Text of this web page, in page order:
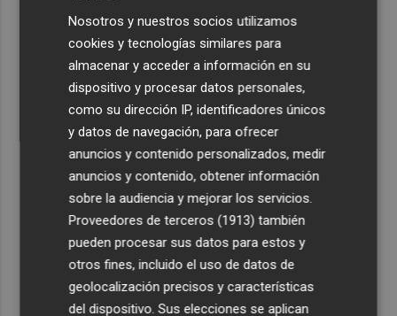
324 habitaciones
Estos son los estrenos que abren la cartelera en agosto:
de la comedia 'El último mono' a una nueva entrega de
'La Patrulla Canina'
Recibe toda la actualidad de
Plaza Podcast en tu correo
Quiero suscribirme
Nosotros y nuestros socios utilizamos
cookies y tecnologías similares para
almacenar y acceder a información en su
dispositivo y procesar datos personales,
como su dirección IP, identificadores únicos
y datos de navegación, para ofrecer
anuncios y contenido personalizados, medir
anuncios y contenido, obtener información
sobre la audiencia y mejorar los servicios.
Proveedores de terceros (1913) también
pueden procesar sus datos para estos y
otros fines, incluido el uso de datos de
geolocalización precisos y características
del dispositivo. Sus elecciones se aplican